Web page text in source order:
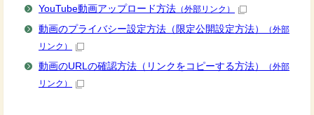
YouTube動画アップロード方法 （外部リンク）
動画のプライバシー設定方法（限定公開設定方法）
（外部
リンク）
動画のURLの確認方法（リンクをコピーする方法）
（外部
リンク）